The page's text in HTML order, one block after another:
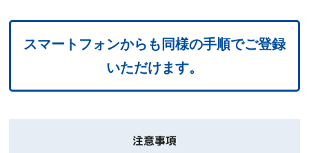
スマートフォンからも同様の手順でご登録
いただけます。
注意事項